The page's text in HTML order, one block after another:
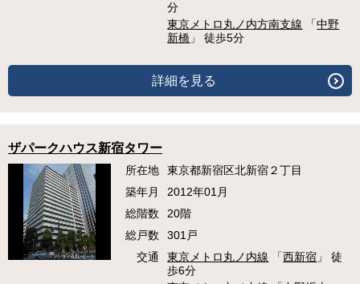
分
東京メトロ丸ノ内方南支線 「中野
新橋 」 徒歩5分
詳細を見る
ザパークハウス新宿タワー
所在地
東京都新宿区北新宿２丁目
築年月
2012年01月
総階数
20階
総戸数
301戸
交通
東京メトロ丸ノ内線 「西新宿 」 徒
歩6分